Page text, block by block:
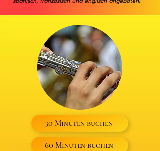
30 Minuten buchen
60 Minuten buchen